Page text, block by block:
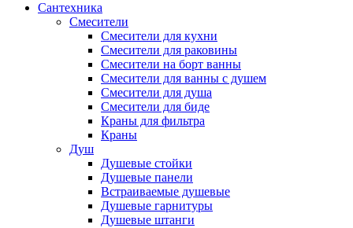
Сантехника
Смесители
Смесители для кухни
Смесители для раковины
Смесители на борт ванны
Смесители для ванны с душем
Смесители для душа
Смесители для биде
Краны для фильтра
Краны
Душ
Душевые стойки
Душевые панели
Встраиваемые душевые
Душевые гарнитуры
Душевые штанги